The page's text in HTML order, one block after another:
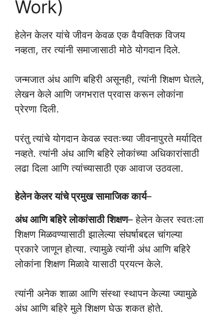
Work)
हेलेन केलर यांचे जीवन केवळ एक वैयक्तिक विजय
नव्हता, तर त्यांनी समाजासाठी मोठे योगदान दिले.
जन्मजात अंध आणि बहिरी असूनही, त्यांनी शिक्षण घेतले,
लेखन केले आणि जगभरात प्रवास करून लोकांना
प्रेरणा दिली.
परंतु त्यांचे योगदान केवळ स्वतःच्या जीवनापुरते मर्यादित
नव्हते. त्यांनी अंध आणि बहिरे लोकांच्या अधिकारांसाठी
लढा दिला आणि त्यांच्यासाठी एक आवाज उठवला.
हेलेन केलर यांचे प्रमुख सामाजिक कार्य–
अंध आणि बहिरे लोकांसाठी शिक्षण– हेलेन केलर स्वतःला
शिक्षण मिळवण्यासाठी झालेल्या संघर्षाबद्दल चांगल्या
प्रकारे जाणून होत्या. त्यामुळे त्यांनी अंध आणि बहिरे
लोकांना शिक्षण मिळावे यासाठी प्रयत्न केले.
त्यांनी अनेक शाळा आणि संस्था स्थापन केल्या ज्यामुळे
अंध आणि बहिरे मुले शिक्षण घेऊ शकत होते.